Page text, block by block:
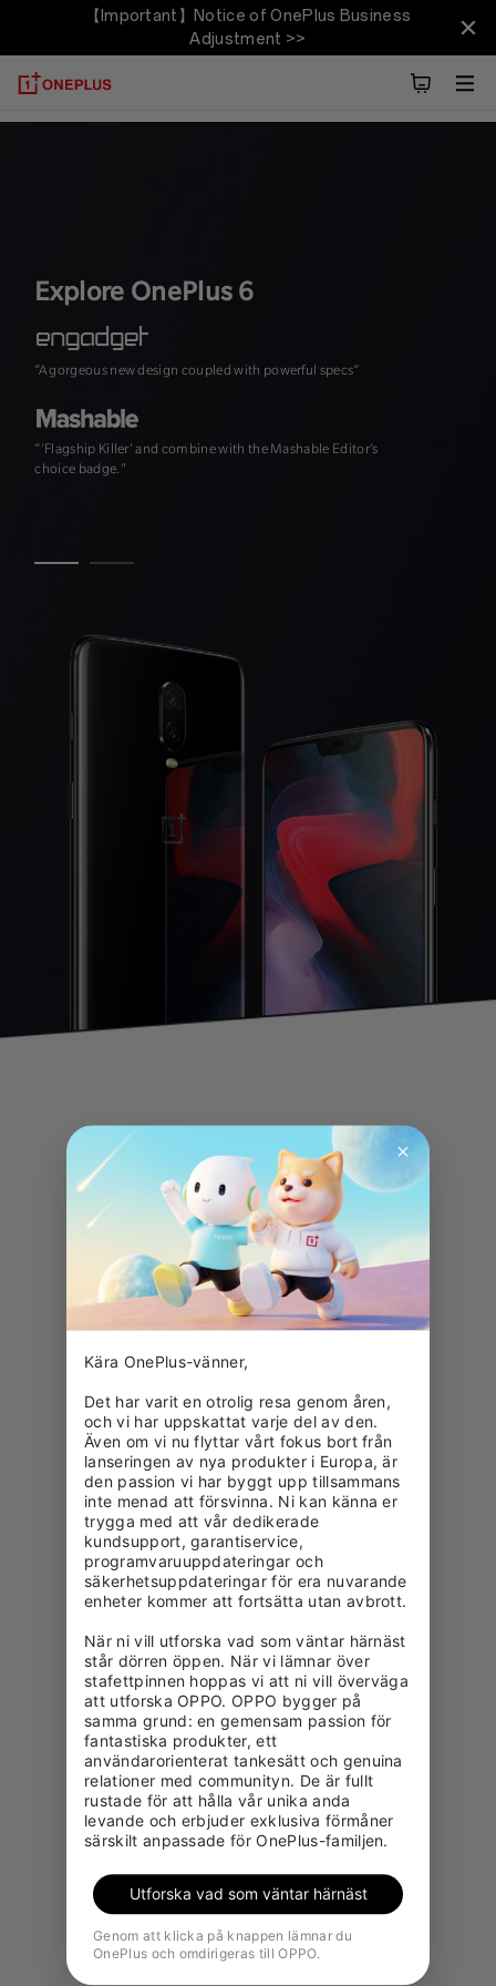
【Important】Notice of OnePlus Business
Adjustment >>
Översikt Explore
Explore OnePlus 6
“A gorgeous new design coupled with powerful specs”
“'Flagship Killer' and combine with the Mashable Editor’s
choice badge."
Kära OnePlus-vänner,
Det har varit en otrolig resa genom åren,
och vi har uppskattat varje del av den.
Även om vi nu flyttar vårt fokus bort från
lanseringen av nya produkter i Europa, är
den passion vi har byggt upp tillsammans
inte menad att försvinna. Ni kan känna er
trygga med att vår dedikerade
kundsupport, garantiservice,
programvaruuppdateringar och
säkerhetsuppdateringar för era nuvarande
enheter kommer att fortsätta utan avbrott.
När ni vill utforska vad som väntar härnäst
står dörren öppen. När vi lämnar över
stafettpinnen hoppas vi att ni vill överväga
att utforska OPPO. OPPO bygger på
samma grund: en gemensam passion för
fantastiska produkter, ett
användarorienterat tankesätt och genuina
relationer med communityn. De är fullt
rustade för att hålla vår unika anda
levande och erbjuder exklusiva förmåner
särskilt anpassade för OnePlus-familjen.
Utforska vad som väntar härnäst
Genom att klicka på knappen lämnar du
OnePlus och omdirigeras till OPPO.